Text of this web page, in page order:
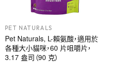
PET NATURALS
Pet Naturals, L-賴氨酸，適用於
各種大小貓咪，60 片咀嚼片，
3.17 盎司（90 克）